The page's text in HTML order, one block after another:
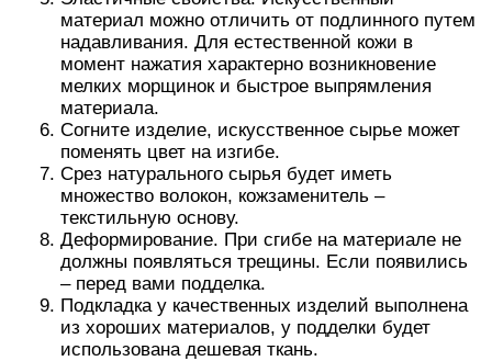
материал можно отличить от подлинного путем
надавливания. Для естественной кожи в
момент нажатия характерно возникновение
мелких морщинок и быстрое выпрямления
материала.
Согните изделие, искусственное сырье может
поменять цвет на изгибе.
Срез натурального сырья будет иметь
множество волокон, кожзаменитель –
текстильную основу.
Деформирование. При сгибе на материале не
должны появляться трещины. Если появились
– перед вами подделка.
Подкладка у качественных изделий выполнена
из хороших материалов, у подделки будет
использована дешевая ткань.